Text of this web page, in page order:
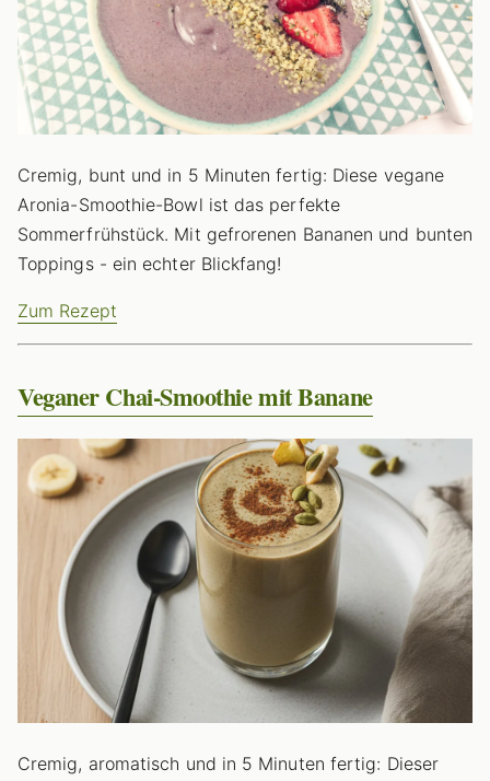
Cremig, bunt und in 5 Minuten fertig: Diese vegane
Aronia-Smoothie-Bowl ist das perfekte
Sommerfrühstück. Mit gefrorenen Bananen und bunten
Toppings - ein echter Blickfang!
Zum Rezept
Veganer Chai-Smoothie mit Banane
Cremig, aromatisch und in 5 Minuten fertig: Dieser